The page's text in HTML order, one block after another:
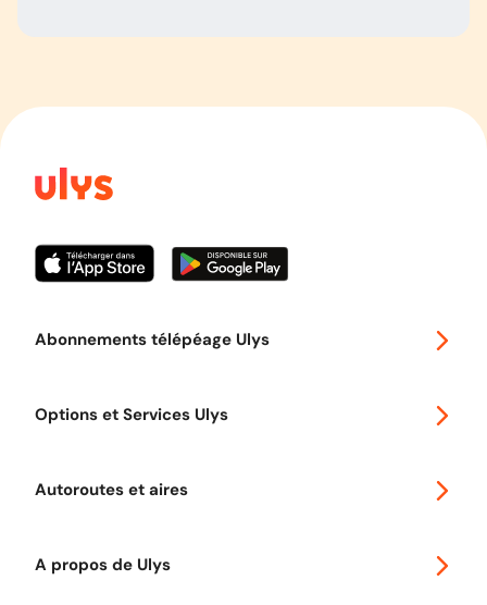
Abonnements télépéage Ulys
Options et Services Ulys
Autoroutes et aires
A propos de Ulys